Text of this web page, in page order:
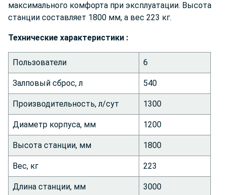
максимального комфорта при эксплуатации. Высота
станции составляет 1800 мм, а вес 223 кг.
Технические характеристики :
Пользователи 6
Залповый сброс, л 540
Производительность, л/сут 1300
Диаметр корпуса, мм 1200
Высота станции, мм 1800
Вес, кг 223
Длина станции, мм 3000